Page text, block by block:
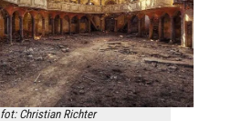
fot: Christian Richter